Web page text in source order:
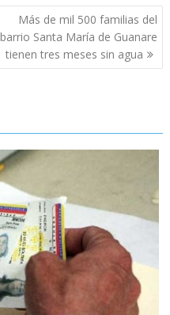
Más de mil 500 familias del
barrio Santa María de Guanare
tienen tres meses sin agua